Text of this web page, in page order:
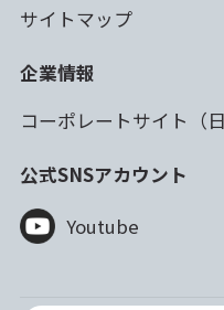
サイトマップ
企業情報
コーポレートサイト（
公式SNSアカウント
Youtube